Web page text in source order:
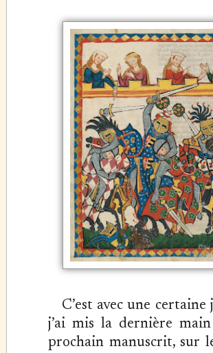
C’est avec une certaine
j’ai mis la dernière
prochain manuscrit, sur